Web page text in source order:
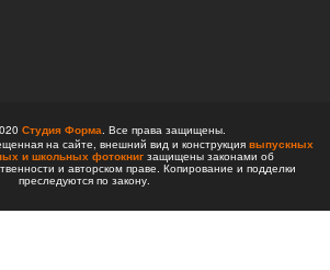
Студия Форма. Все права защищены.
на сайте, внешний вид и конструкция выпускных
и школьных фотокнигзащищены законами об
и авторском праве. Копирование и подделки
преследуются по закону.